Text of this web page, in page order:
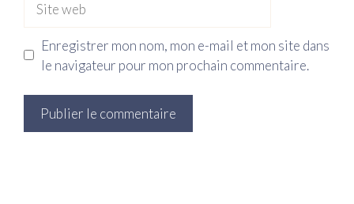
web
Enregistrer mon nom, mon e-mail et mon site dans
le navigateur pour mon prochain commentaire.